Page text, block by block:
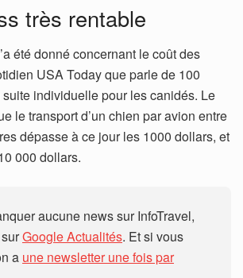
très rentable
été donné concernant le coût des
USA Today que parle de 100
individuelle pour les canidés. Le
le transport d’un chien par avion entre
dépasse à ce jour les 1000 dollars, et
000 dollars.
aucune news sur InfoTravel,
Google Actualités. Et si vous
a une newsletter une fois par